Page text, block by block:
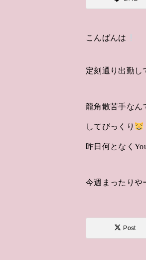
こんばんは
定刻通り出勤し
龍角散苦手なん
してびっくり
昨日何となく
今週まったりや
Post